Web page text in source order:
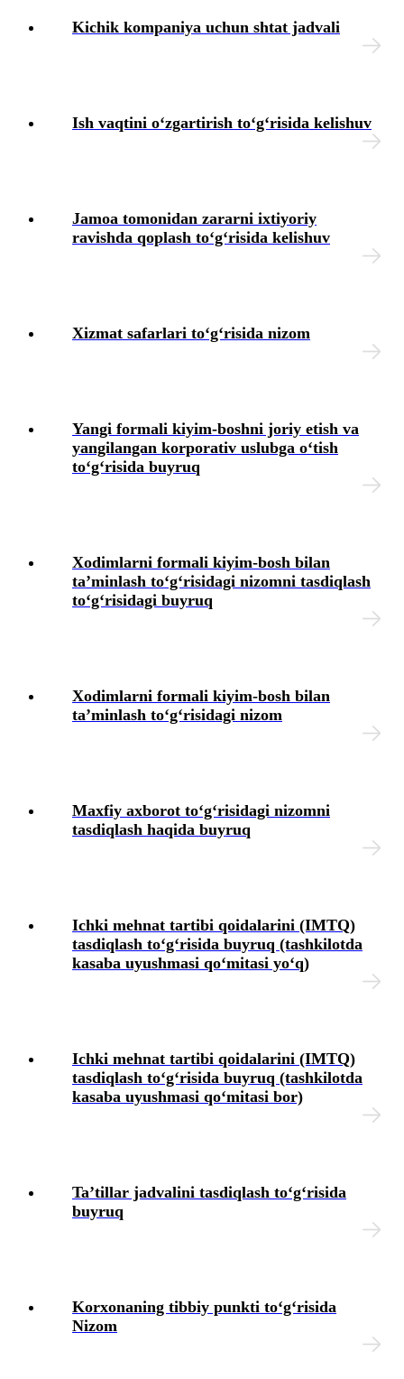
Kichik kompaniya uchun shtat jadvali
Ish vaqtini oʻzgartirish toʻgʻrisida kelishuv
Jamoa tomonidan zararni iхtiyoriy
ravishda qoplash toʻgʻrisida kelishuv
Xizmat safarlari toʻgʻrisida nizom
Yangi formali kiyim-boshni joriy etish va
yangilangan korporativ uslubga oʻtish
toʻgʻrisida buyruq
Xodimlarni formali kiyim-bosh bilan
ta’minlash toʻgʻrisidagi nizomni tasdiqlash
toʻgʻrisidagi buyruq
Xodimlarni formali kiyim-bosh bilan
ta’minlash toʻgʻrisidagi nizom
Maхfiy aхborot toʻgʻrisidagi nizomni
tasdiqlash haqida buyruq
Ichki mehnat tartibi qoidalarini (IMTQ)
tasdiqlash toʻgʻrisida buyruq (tashkilotda
kasaba uyushmasi qoʻmitasi yoʻq)
Ichki mehnat tartibi qoidalarini (IMTQ)
tasdiqlash toʻgʻrisida buyruq (tashkilotda
kasaba uyushmasi qoʻmitasi bor)
Ta’tillar jadvalini tasdiqlash toʻgʻrisida
buyruq
Korхonaning tibbiy punkti toʻgʻrisida
Nizom